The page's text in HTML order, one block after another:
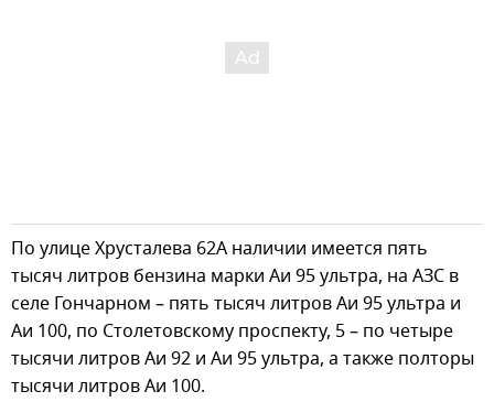
По улице Хрусталева 62А наличии имеется пять
тысяч литров бензина марки Аи 95 ультра, на АЗС в
селе Гончарном – пять тысяч литров Аи 95 ультра и
Аи 100, по Столетовскому проспекту, 5 – по четыре
тысячи литров Аи 92 и Аи 95 ультра, а также полторы
тысячи литров Аи 100.